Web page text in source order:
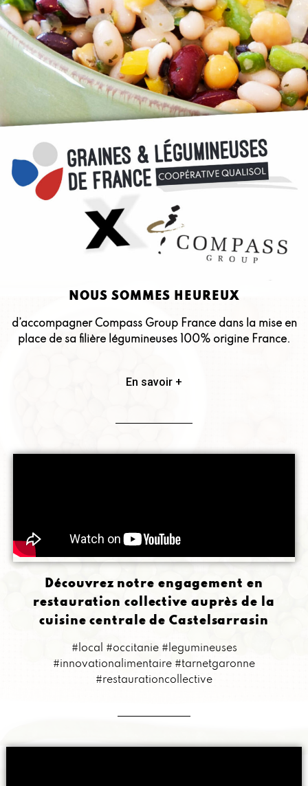
NOUS SOMMES HEUREUX
d’accompagner Compass Group France dans la mise en
place de sa filière légumineuses 100% origine France.
En savoir +
Découvrez notre engagement en
restauration collective auprès de la
cuisine centrale de Castelsarrasin
#local #occitanie #legumineuses
#innovationalimentaire #tarnetgaronne
#restaurationcollective